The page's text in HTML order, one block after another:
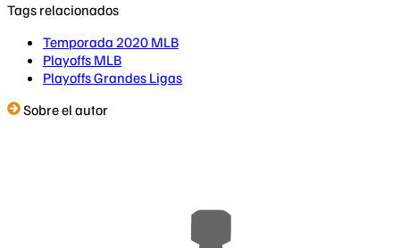
Tags relacionados
Temporada 2020 MLB
Playoffs MLB
Playoffs Grandes Ligas
Sobre el autor